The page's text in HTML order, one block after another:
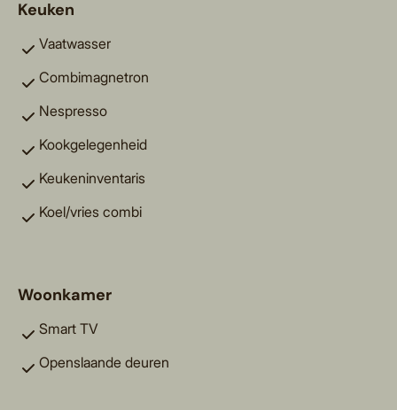
Keuken
Vaatwasser
Combimagnetron
Nespresso
Kookgelegenheid
Keukeninventaris
Koel/vries combi
Woonkamer
Smart TV
Openslaande deuren